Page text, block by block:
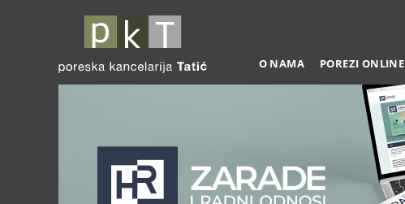
O NAMA POREZI ONLINE